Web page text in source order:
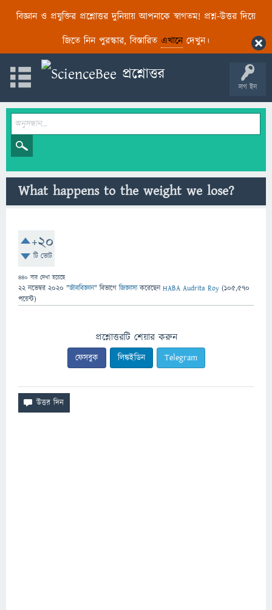
বিজ্ঞান ও প্রযুক্তির প্রশ্নোত্তর দুনিয়ায় আপনাকে স্বাগতম! প্রশ্ন-উত্তর দিয়ে
জিতে নিন পুরস্কার, বিস্তারিত এখানেদেখুন।
লগ ইন
What happens to the weight we lose?
+20
টি ভোট
440 বার দেখা হয়েছে
22 নভেম্বর 2020 "জীববিজ্ঞান" বিভাগে জিজ্ঞাসাকরেছেনHABA Audrita Roy (105,570
পয়েন্ট)
প্রশ্নোত্তরটি শেয়ার করুন
ফেসবুক লিঙ্কইডিন Telegram